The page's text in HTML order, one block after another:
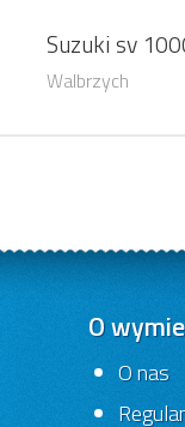
Suzuki sv
Walbrzych
O
O nas